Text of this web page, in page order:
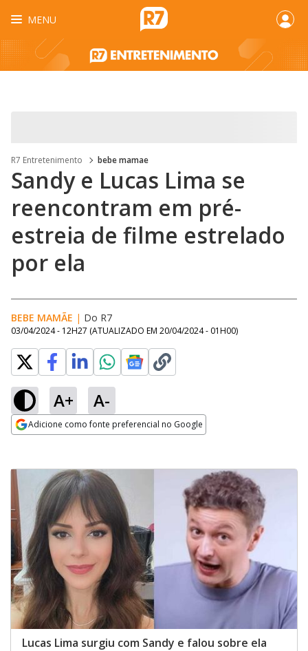
MENU
R7 Entretenimento bebe mamae
Sandy e Lucas Lima se
reencontram em pré-
estreia de filme estrelado
por ela
BEBE MAMÃE | Do R7
03/04/2024 - 12H27 (ATUALIZADO EM 20/04/2024 - 01H00)
A+ A-
Adicione como fonte preferencial no Google
Lucas Lima surgiu com Sandy e falou sobre ela